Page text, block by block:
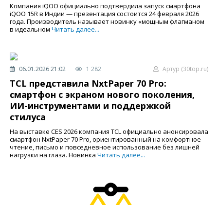
Компания iQOO официально подтвердила запуск смартфона
iQOO 15R в Индии — презентация состоится 24 февраля 2026
года. Производитель называет новинку «мощным флагманом
в идеальном Читать далее...
06.01.2026 21:02 1 282 Артур (30top.ru)
TCL представила NxtPaper 70 Pro:
смартфон с экраном нового поколения,
ИИ-инструментами и поддержкой
стилуса
На выставке CES 2026 компания TCL официально анонсировала
смартфон NxtPaper 70 Pro, ориентированный на комфортное
чтение, письмо и повседневное использование без лишней
нагрузки на глаза. Новинка Читать далее...